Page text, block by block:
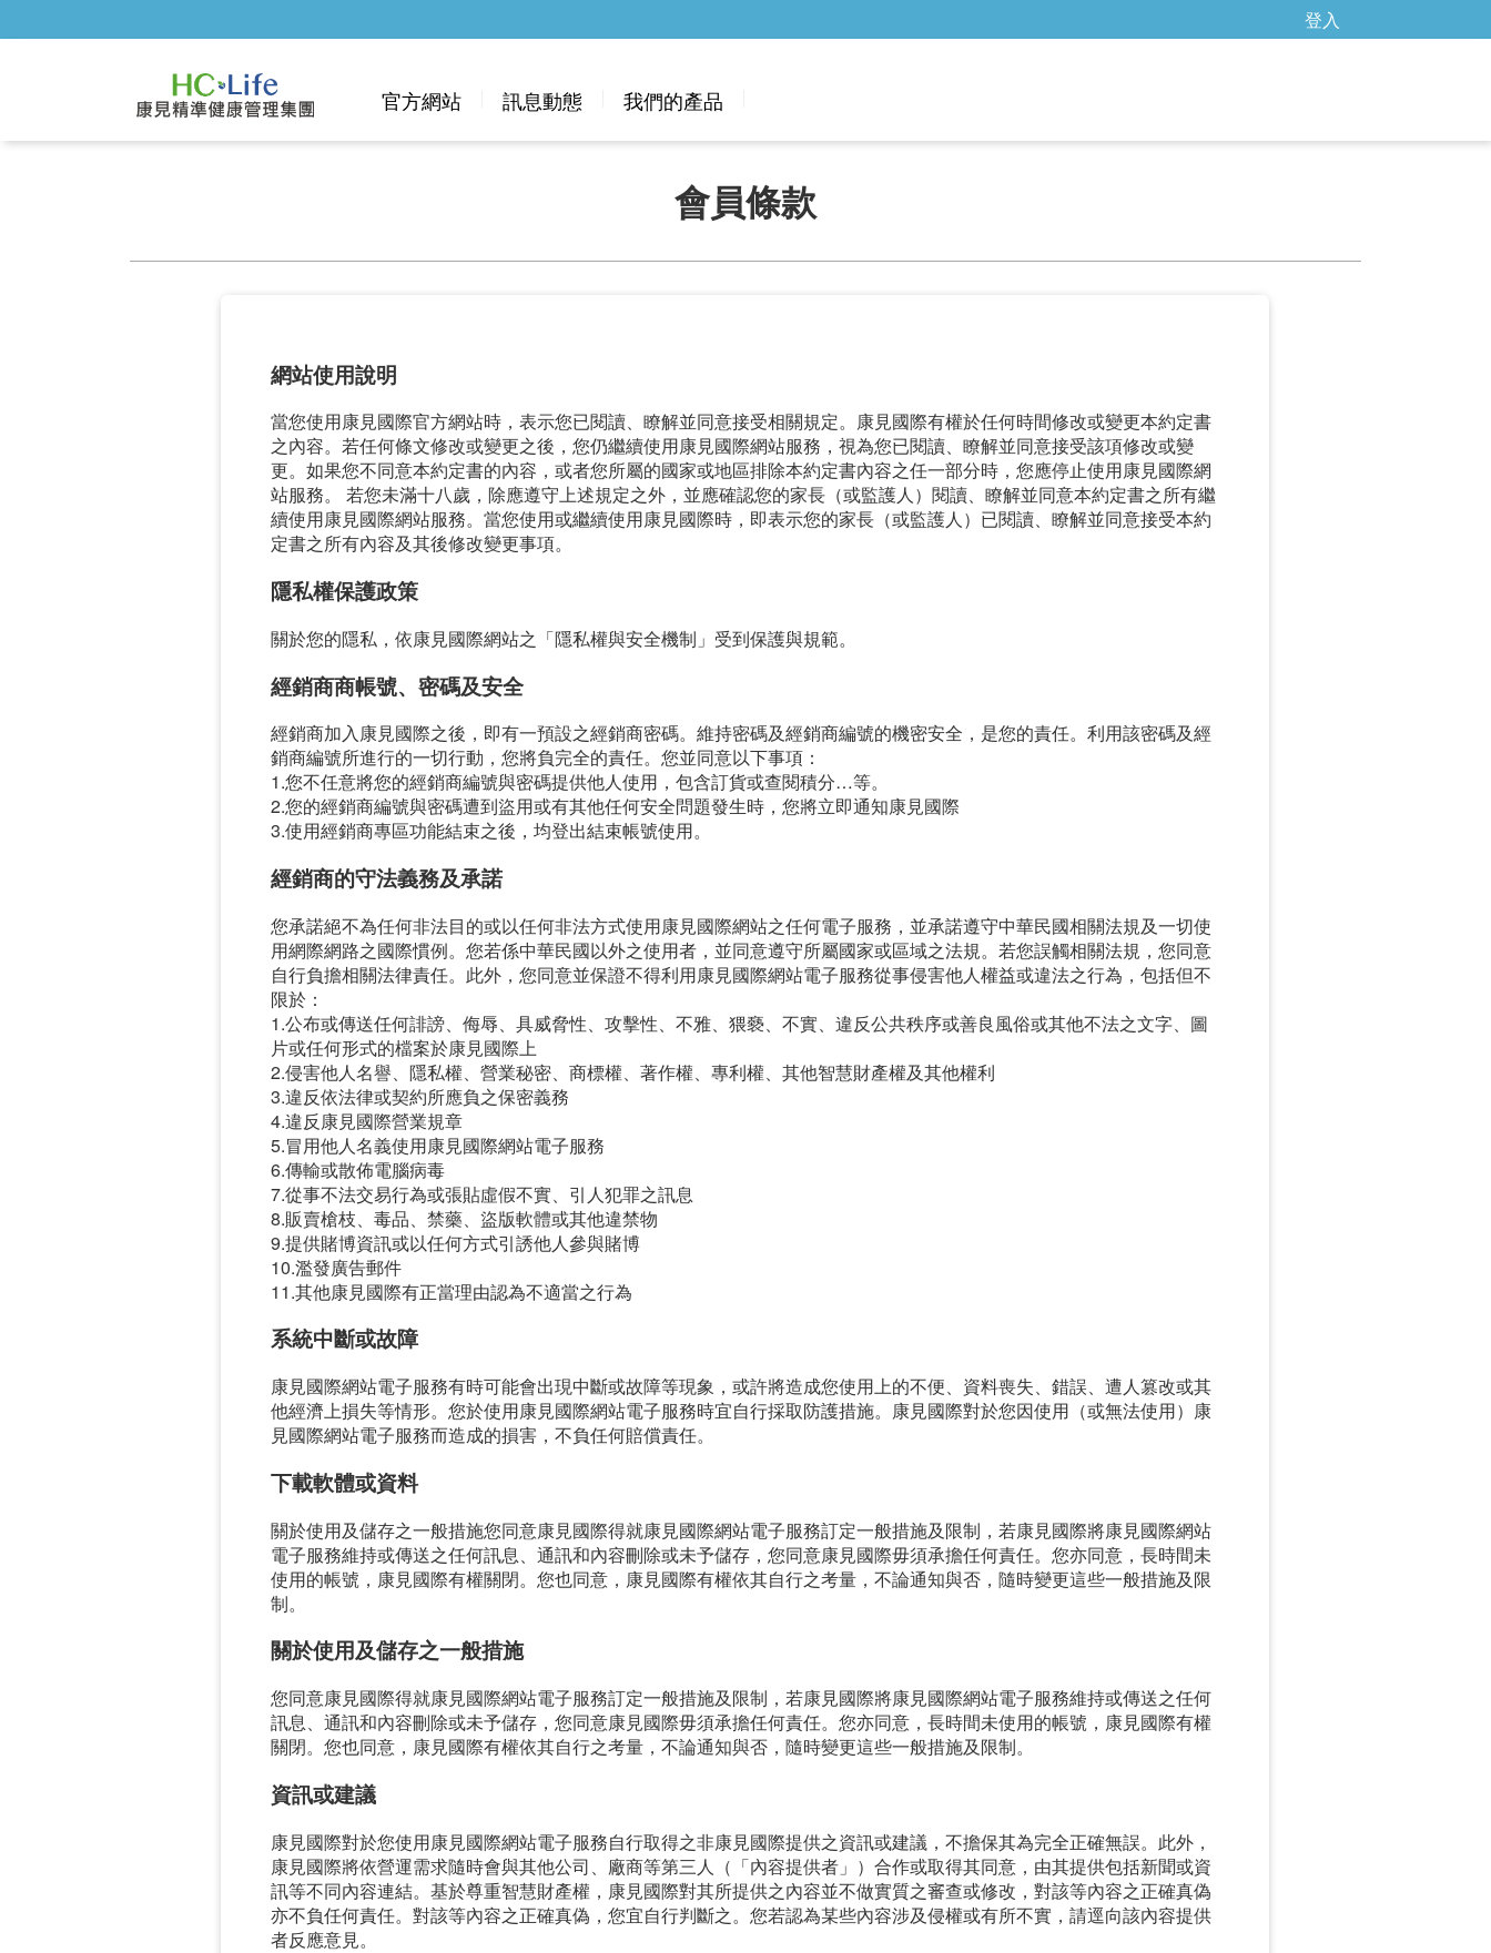
登入
官方網站 訊息動態 我們的產品
會員條款
網站使用說明
當您使用康見國際官方網站時，表示您已閱讀、瞭解並同意接受相關規定。康見國際有權於任何時間修改或變更本約定書
之內容。若任何條文修改或變更之後，您仍繼續使用康見國際網站服務，視為您已閱讀、瞭解並同意接受該項修改或變
更。如果您不同意本約定書的內容，或者您所屬的國家或地區排除本約定書內容之任一部分時，您應停止使用康見國際網
站服務。 若您未滿十八歲，除應遵守上述規定之外，並應確認您的家長（或監護人）閱讀、瞭解並同意本約定書之所有繼
續使用康見國際網站服務。當您使用或繼續使用康見國際時，即表示您的家長（或監護人）已閱讀、瞭解並同意接受本約
定書之所有內容及其後修改變更事項。
隱私權保護政策
關於您的隱私，依康見國際網站之「隱私權與安全機制」受到保護與規範。
經銷商商帳號、密碼及安全
經銷商加入康見國際之後，即有一預設之經銷商密碼。維持密碼及經銷商編號的機密安全，是您的責任。利用該密碼及經
銷商編號所進行的一切行動，您將負完全的責任。您並同意以下事項：
1.您不任意將您的經銷商編號與密碼提供他人使用，包含訂貨或查閱積分…等。
2.您的經銷商編號與密碼遭到盜用或有其他任何安全問題發生時，您將立即通知康見國際
3.使用經銷商專區功能結束之後，均登出結束帳號使用。
經銷商的守法義務及承諾
您承諾絕不為任何非法目的或以任何非法方式使用康見國際網站之任何電子服務，並承諾遵守中華民國相關法規及一切使
用網際網路之國際慣例。您若係中華民國以外之使用者，並同意遵守所屬國家或區域之法規。若您誤觸相關法規，您同意
自行負擔相關法律責任。此外，您同意並保證不得利用康見國際網站電子服務從事侵害他人權益或違法之行為，包括但不
限於：
1.公布或傳送任何誹謗、侮辱、具威脅性、攻擊性、不雅、猥褻、不實、違反公共秩序或善良風俗或其他不法之文字、圖
片或任何形式的檔案於康見國際上
2.侵害他人名譽、隱私權、營業秘密、商標權、著作權、專利權、其他智慧財產權及其他權利
3.違反依法律或契約所應負之保密義務
4.違反康見國際營業規章
5.冒用他人名義使用康見國際網站電子服務
6.傳輸或散佈電腦病毒
7.從事不法交易行為或張貼虛假不實、引人犯罪之訊息
8.販賣槍枝、毒品、禁藥、盜版軟體或其他違禁物
9.提供賭博資訊或以任何方式引誘他人參與賭博
10.濫發廣告郵件
11.其他康見國際有正當理由認為不適當之行為
系統中斷或故障
康見國際網站電子服務有時可能會出現中斷或故障等現象，或許將造成您使用上的不便、資料喪失、錯誤、遭人篡改或其
他經濟上損失等情形。您於使用康見國際網站電子服務時宜自行採取防護措施。康見國際對於您因使用（或無法使用）康
見國際網站電子服務而造成的損害，不負任何賠償責任。
下載軟體或資料
關於使用及儲存之一般措施您同意康見國際得就康見國際網站電子服務訂定一般措施及限制，若康見國際將康見國際網站
電子服務維持或傳送之任何訊息、通訊和內容刪除或未予儲存，您同意康見國際毋須承擔任何責任。您亦同意，長時間未
使用的帳號，康見國際有權關閉。您也同意，康見國際有權依其自行之考量，不論通知與否，隨時變更這些一般措施及限
制。
關於使用及儲存之一般措施
您同意康見國際得就康見國際網站電子服務訂定一般措施及限制，若康見國際將康見國際網站電子服務維持或傳送之任何
訊息、通訊和內容刪除或未予儲存，您同意康見國際毋須承擔任何責任。您亦同意，長時間未使用的帳號，康見國際有權
關閉。您也同意，康見國際有權依其自行之考量，不論通知與否，隨時變更這些一般措施及限制。
資訊或建議
康見國際對於您使用康見國際網站電子服務自行取得之非康見國際提供之資訊或建議，不擔保其為完全正確無誤。此外，
康見國際將依營運需求隨時會與其他公司、廠商等第三人（「內容提供者」）合作或取得其同意，由其提供包括新聞或資
訊等不同內容連結。基於尊重智慧財產權，康見國際對其所提供之內容並不做實質之審查或修改，對該等內容之正確真偽
亦不負任何責任。對該等內容之正確真偽，您宜自行判斷之。您若認為某些內容涉及侵權或有所不實，請逕向該內容提供
者反應意見。